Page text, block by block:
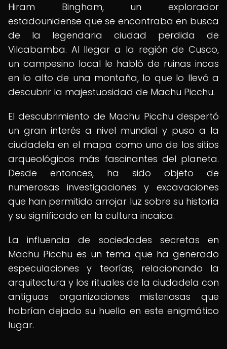
Hiram Bingham, un explorador
estadounidense que se encontraba en busca
de la legendaria ciudad perdida de
Vilcabamba. Al llegar a la región de Cusco,
un campesino local le habló de ruinas incas
en lo alto de una montaña, lo que lo llevó a
descubrir la majestuosidad de Machu Picchu.
El descubrimiento de Machu Picchu despertó
un gran interés a nivel mundial y puso a la
ciudadela en el mapa como uno de los sitios
arqueológicos más fascinantes del planeta.
Desde entonces, ha sido objeto de
numerosas investigaciones y excavaciones
que han permitido arrojar luz sobre su historia
y su significado en la cultura incaica.
La influencia de sociedades secretas en
Machu Picchu es un tema que ha generado
especulaciones y teorías, relacionando la
arquitectura y los rituales de la ciudadela con
antiguas organizaciones misteriosas que
habrían dejado su huella en este enigmático
lugar.